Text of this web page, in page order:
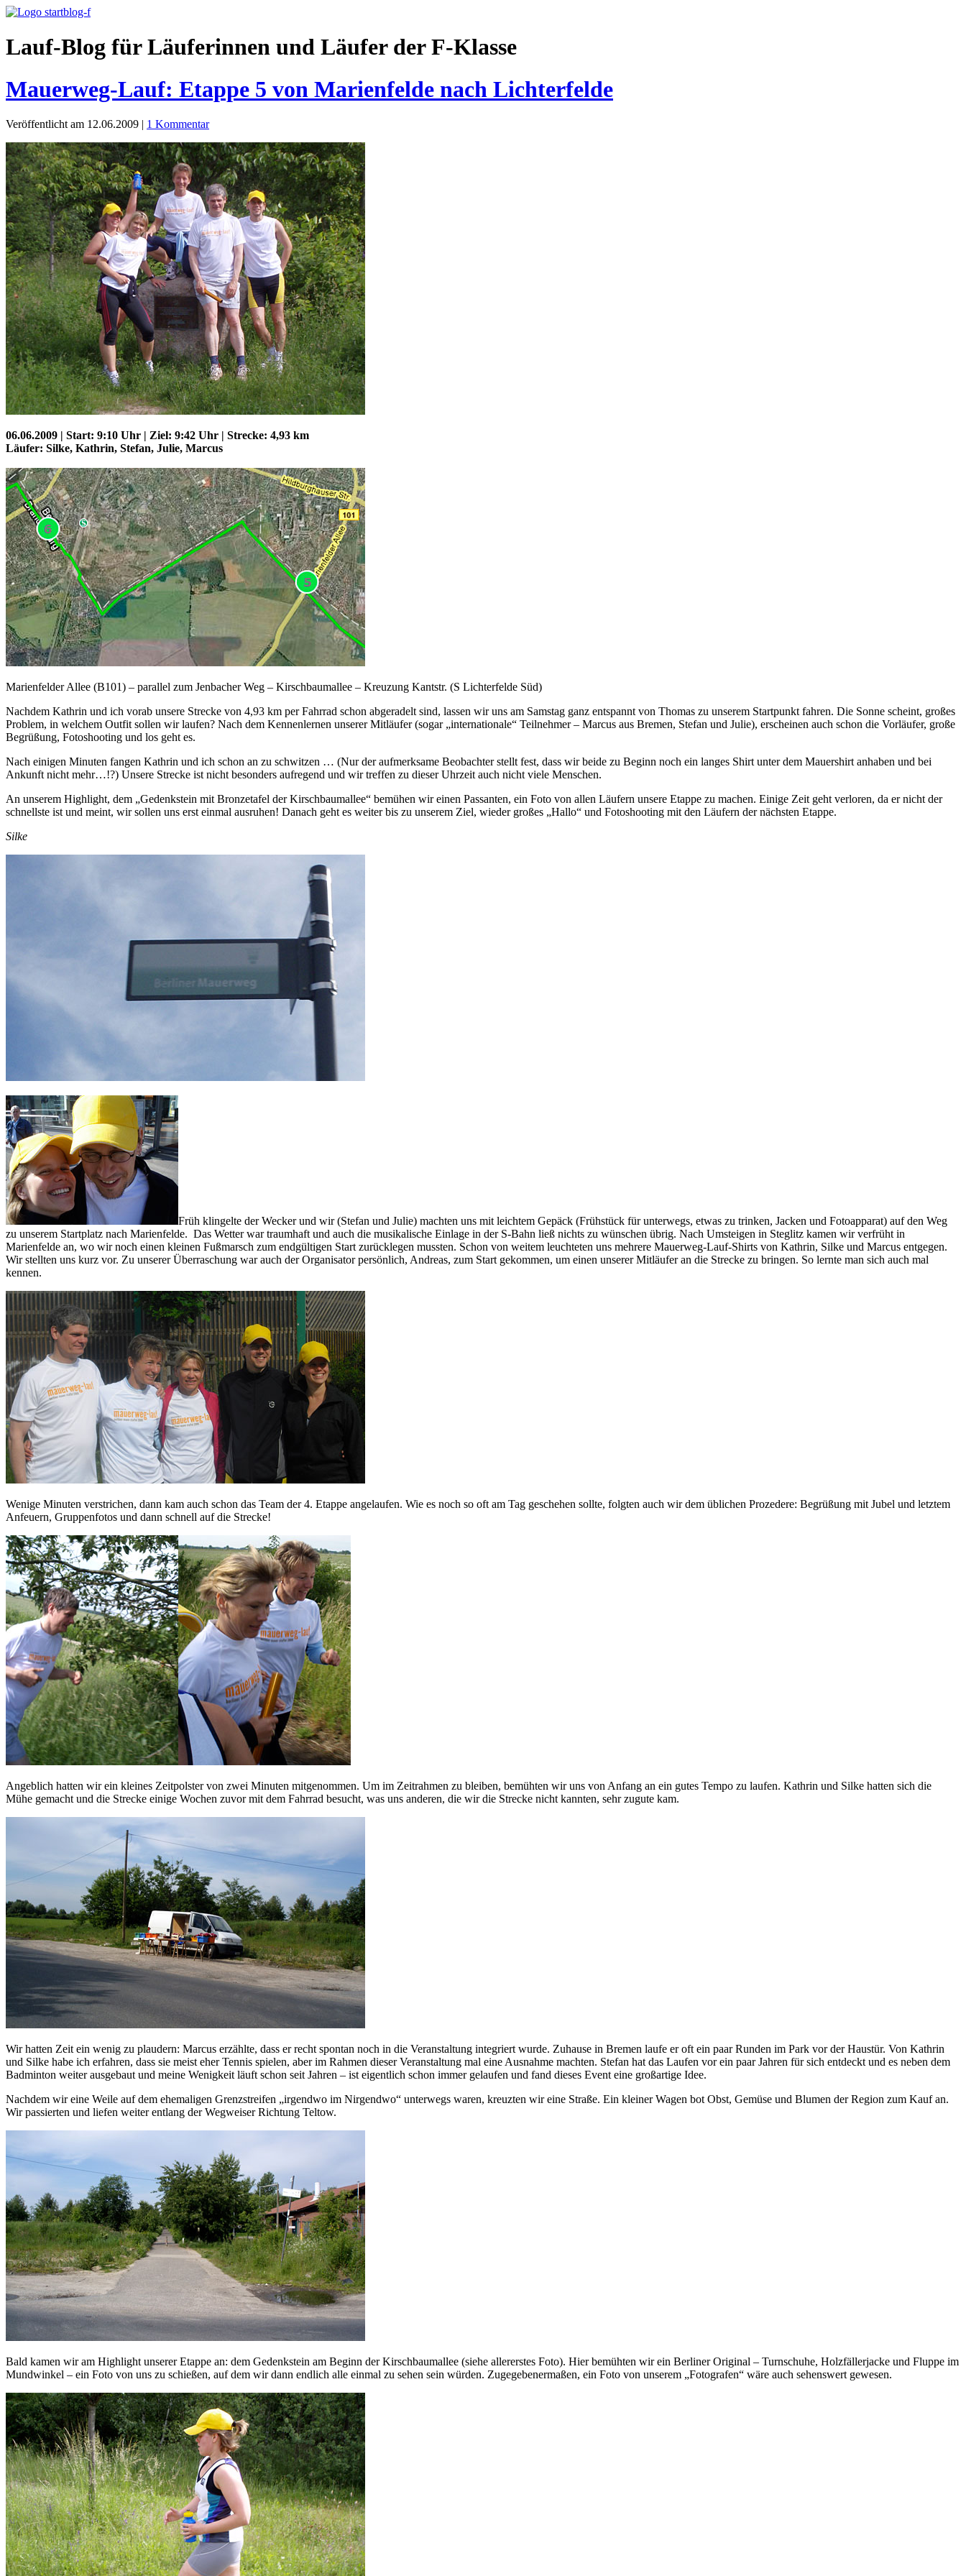
Lauf-Blog für Läuferinnen und Läufer der F-Klasse
Mauerweg-Lauf: Etappe 5 von Marienfelde nach Lichterfelde
Veröffentlicht am 12.06.2009 | 1 Kommentar
06.06.2009 | Start: 9:10 Uhr | Ziel: 9:42 Uhr | Strecke: 4,93 km
Läufer: Silke, Kathrin, Stefan, Julie, Marcus
Marienfelder Allee (B101) – parallel zum Jenbacher Weg – Kirschbaumallee – Kreuzung Kantstr. (S Lichterfelde Süd)
Nachdem Kathrin und ich vorab unsere Strecke von 4,93 km per Fahrrad schon abgeradelt sind, lassen wir uns am Samstag ganz entspannt von Thomas zu unserem Startpunkt fahren. Die Sonne scheint, großes
Problem, in welchem Outfit sollen wir laufen? Nach dem Kennenlernen unserer Mitläufer (sogar „internationale“ Teilnehmer – Marcus aus Bremen, Stefan und Julie), erscheinen auch schon die Vorläufer, große
Begrüßung, Fotoshooting und los geht es.
Nach einigen Minuten fangen Kathrin und ich schon an zu schwitzen … (Nur der aufmerksame Beobachter stellt fest, dass wir beide zu Beginn noch ein langes Shirt unter dem Mauershirt anhaben und bei
Ankunft nicht mehr…!?) Unsere Strecke ist nicht besonders aufregend und wir treffen zu dieser Uhrzeit auch nicht viele Menschen.
An unserem Highlight, dem „Gedenkstein mit Bronzetafel der Kirschbaumallee“ bemühen wir einen Passanten, ein Foto von allen Läufern unsere Etappe zu machen. Einige Zeit geht verloren, da er nicht der
schnellste ist und meint, wir sollen uns erst einmal ausruhen! Danach geht es weiter bis zu unserem Ziel, wieder großes „Hallo“ und Fotoshooting mit den Läufern der nächsten Etappe.
Silke
Früh klingelte der Wecker und wir (Stefan und Julie) machten uns mit leichtem Gepäck (Frühstück für unterwegs, etwas zu trinken, Jacken und Fotoapparat) auf den Weg
zu unserem Startplatz nach Marienfelde. Das Wetter war traumhaft und auch die musikalische Einlage in der S-Bahn ließ nichts zu wünschen übrig. Nach Umsteigen in Steglitz kamen wir verfrüht in
Marienfelde an, wo wir noch einen kleinen Fußmarsch zum endgültigen Start zurücklegen mussten. Schon von weitem leuchteten uns mehrere Mauerweg-Lauf-Shirts von Kathrin, Silke und Marcus entgegen.
Wir stellten uns kurz vor. Zu unserer Überraschung war auch der Organisator persönlich, Andreas, zum Start gekommen, um einen unserer Mitläufer an die Strecke zu bringen. So lernte man sich auch mal
kennen.
Wenige Minuten verstrichen, dann kam auch schon das Team der 4. Etappe angelaufen. Wie es noch so oft am Tag geschehen sollte, folgten auch wir dem üblichen Prozedere: Begrüßung mit Jubel und letztem
Anfeuern, Gruppenfotos und dann schnell auf die Strecke!
Angeblich hatten wir ein kleines Zeitpolster von zwei Minuten mitgenommen. Um im Zeitrahmen zu bleiben, bemühten wir uns von Anfang an ein gutes Tempo zu laufen. Kathrin und Silke hatten sich die
Mühe gemacht und die Strecke einige Wochen zuvor mit dem Fahrrad besucht, was uns anderen, die wir die Strecke nicht kannten, sehr zugute kam.
Wir hatten Zeit ein wenig zu plaudern: Marcus erzählte, dass er recht spontan noch in die Veranstaltung integriert wurde. Zuhause in Bremen laufe er oft ein paar Runden im Park vor der Haustür. Von Kathrin
und Silke habe ich erfahren, dass sie meist eher Tennis spielen, aber im Rahmen dieser Veranstaltung mal eine Ausnahme machten. Stefan hat das Laufen vor ein paar Jahren für sich entdeckt und es neben dem
Badminton weiter ausgebaut und meine Wenigkeit läuft schon seit Jahren – ist eigentlich schon immer gelaufen und fand dieses Event eine großartige Idee.
Nachdem wir eine Weile auf dem ehemaligen Grenzstreifen „irgendwo im Nirgendwo“ unterwegs waren, kreuzten wir eine Straße. Ein kleiner Wagen bot Obst, Gemüse und Blumen der Region zum Kauf an.
Wir passierten und liefen weiter entlang der Wegweiser Richtung Teltow.
Bald kamen wir am Highlight unserer Etappe an: dem Gedenkstein am Beginn der Kirschbaumallee (siehe allererstes Foto). Hier bemühten wir ein Berliner Original – Turnschuhe, Holzfällerjacke und Fluppe im
Mundwinkel – ein Foto von uns zu schießen, auf dem wir dann endlich alle einmal zu sehen sein würden. Zugegebenermaßen, ein Foto von unserem „Fotografen“ wäre auch sehenswert gewesen.